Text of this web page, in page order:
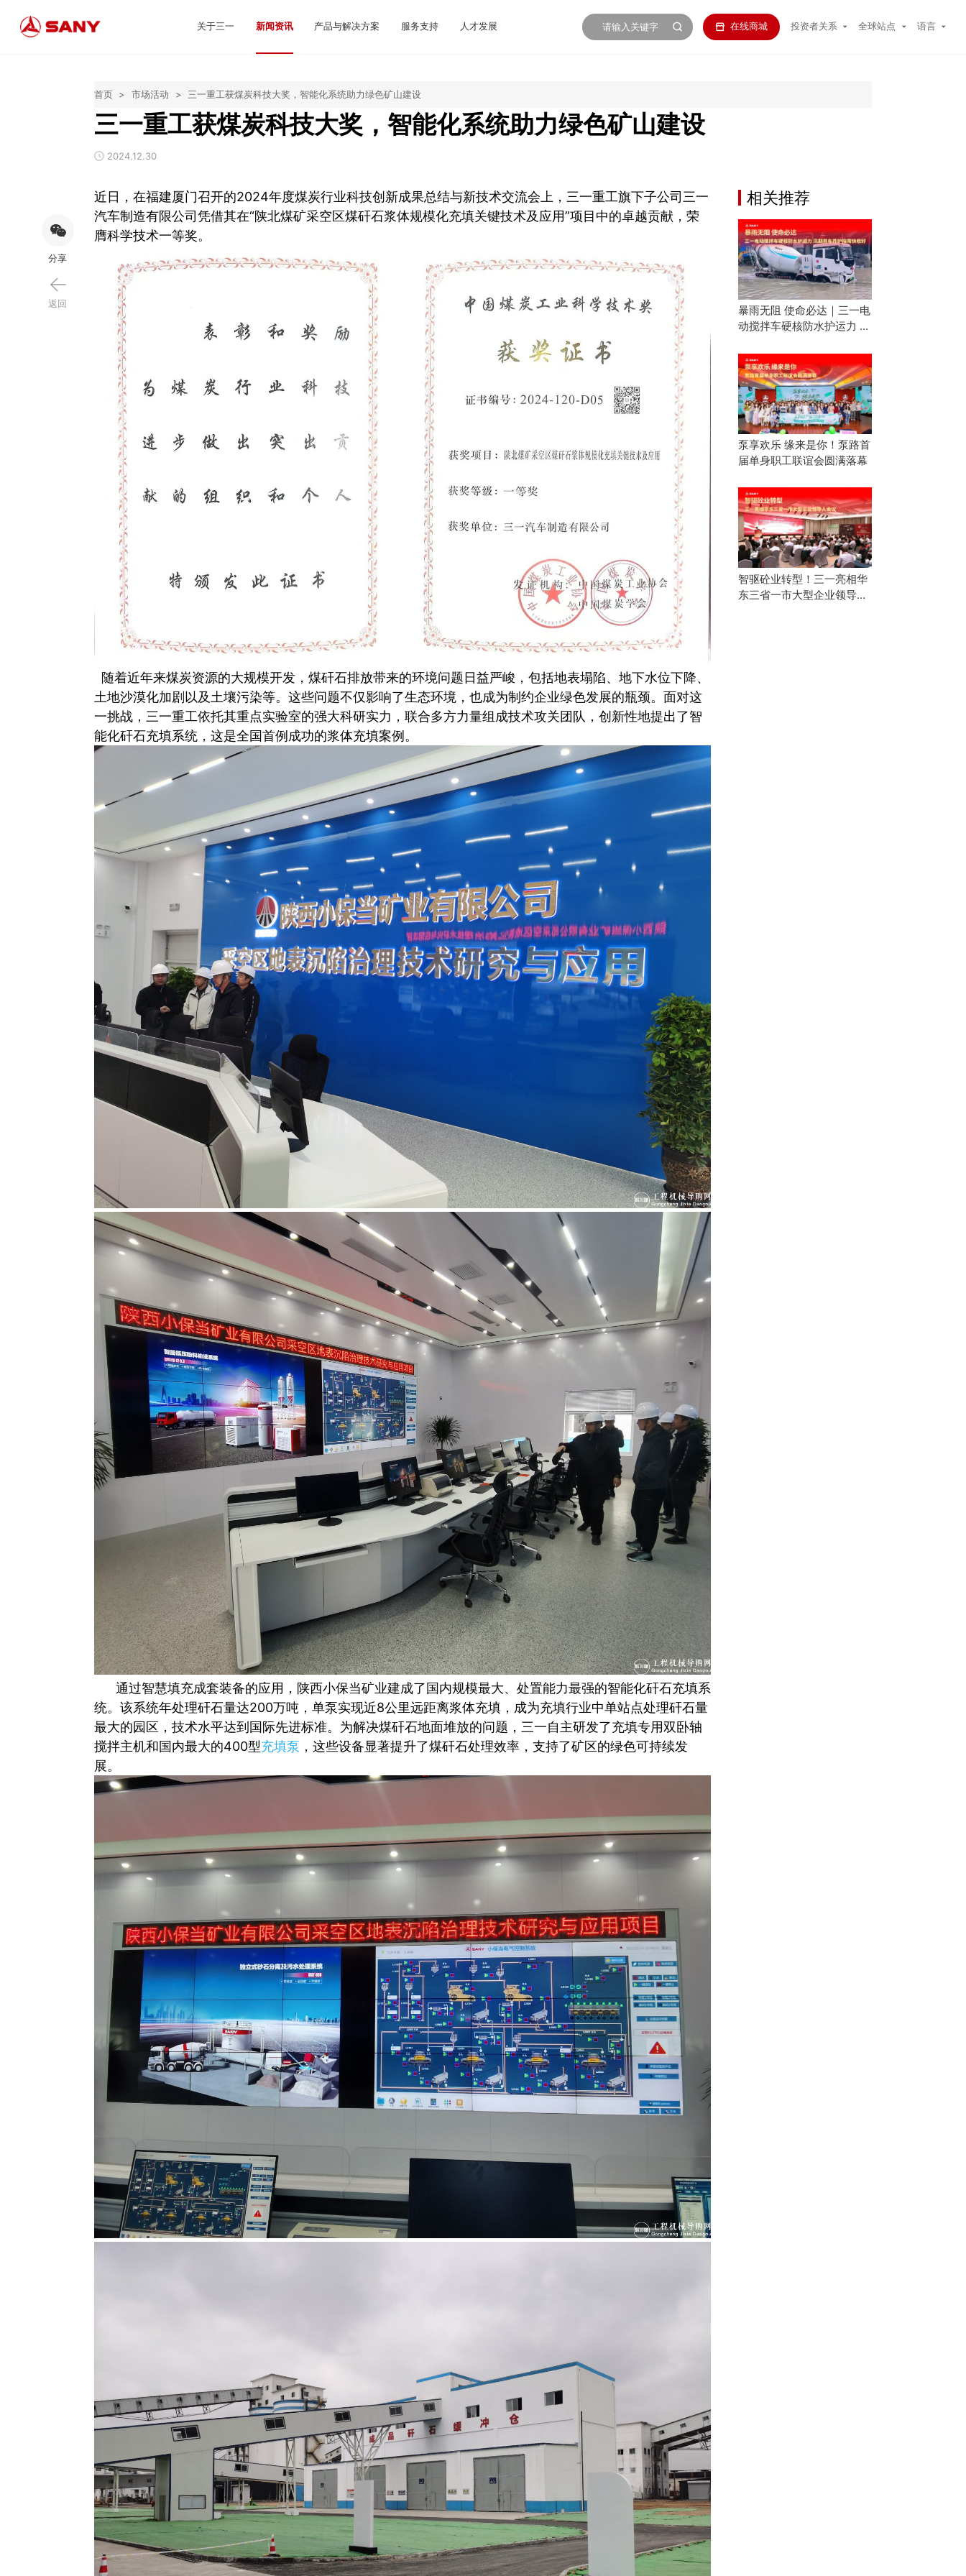
关于三一 新闻资讯 产品与解决方案 服务支持 人才发展 在线商城 投资者关系 全球站点 语言
首页 > 市场活动 > 三一重工获煤炭科技大奖，智能化系统助力绿色矿山建设
三一重工获煤炭科技大奖，智能化系统助力绿色矿山建设
2024.12.30
近日，在福建厦门召开的2024年度煤炭行业科技创新成果总结与新技术交流会上，三一重工旗下子公司三一
汽车制造有限公司凭借其在“陕北煤矿采空区煤矸石浆体规模化充填关键技术及应用”项目中的卓越贡献，荣
膺科学技术一等奖。
随着近年来煤炭资源的大规模开发，煤矸石排放带来的环境问题日益严峻，包括地表塌陷、地下水位下降、
土地沙漠化加剧以及土壤污染等。这些问题不仅影响了生态环境，也成为制约企业绿色发展的瓶颈。面对这
一挑战，三一重工依托其重点实验室的强大科研实力，联合多方力量组成技术攻关团队，创新性地提出了智
能化矸石充填系统，这是全国首例成功的浆体充填案例。
通过智慧填充成套装备的应用，陕西小保当矿业建成了国内规模最大、处置能力最强的智能化矸石充填系
统。该系统年处理矸石量达200万吨，单泵实现近8公里远距离浆体充填，成为充填行业中单站点处理矸石量
最大的园区，技术水平达到国际先进标准。为解决煤矸石地面堆放的问题，三一自主研发了充填专用双卧轴
搅拌主机和国内最大的400型充填泵 ，这些设备显著提升了煤矸石处理效率，支持了矿区的绿色可持续发
展。
分享
返回
相关推荐
暴雨无阻 使命必达｜三一电
动搅拌车硬核防水护运力 汛
泵享欢乐 缘来是你！泵路首
届单身职工联谊会圆满落幕
智驱砼业转型！三一亮相华
东三省一市大型企业领导人